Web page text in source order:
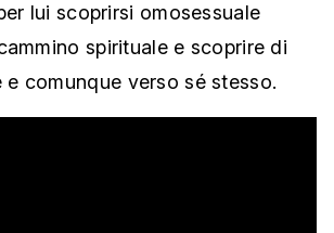
lui scoprirsi omosessuale
spirituale e scoprire di
e comunque verso sé stesso.